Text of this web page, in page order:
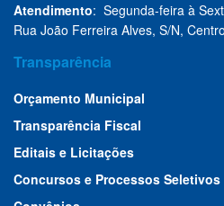
Atendimento: Segunda-feira à
Rua João Ferreira Alves, S/N,
Transparência
Orçamento Municipal
Transparência Fiscal
Editais e Licitações
Concursos e Processos Seletivos